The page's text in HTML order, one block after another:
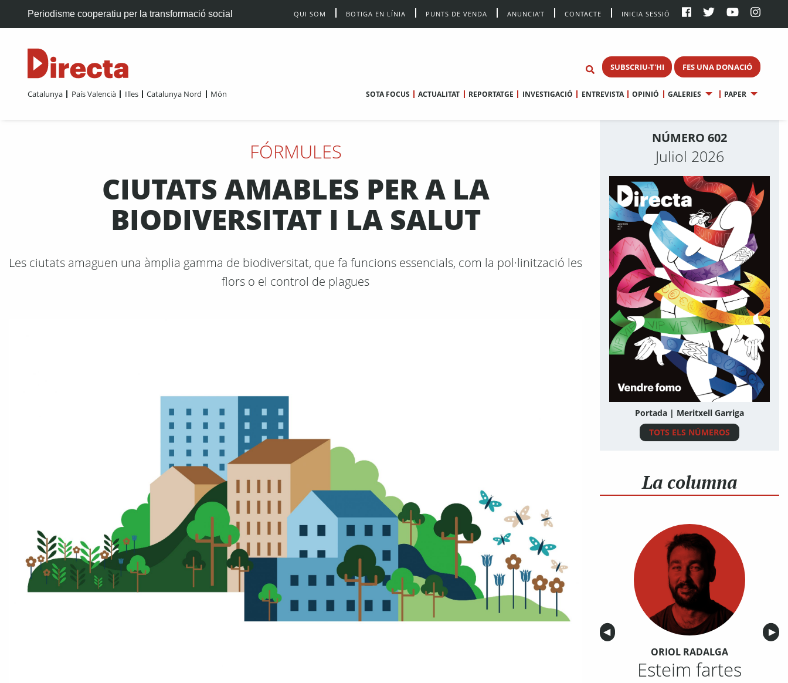
Periodisme cooperatiu per la transformació social QUI SOM BOTIGA EN LÍNIA PUNTS DE VENDA ANUNCIA’T CONTACTE INICIA SESSIÓ
SUBSCRIU-T'HI FES UNA DONACIÓ
Catalunya País Valencià Illes Catalunya Nord Món SOTA FOCUS ACTUALITAT REPORTATGE INVESTIGACIÓ ENTREVISTA OPINIÓ GALERIES PAPER
FÓRMULES
CIUTATS AMABLES PER A LA
BIODIVERSITAT I LA SALUT
Les ciutats amaguen una àmplia gamma de biodiversitat, que fa funcions essencials, com la pol·linització les
flors o el control de plagues
NÚMERO 602
Juliol 2026
Portada | Meritxell Garriga
TOTS ELS NÚMEROS
La columna
Anterior
◀︎ ▶︎
ORIOL RADALGA
Esteim fartes